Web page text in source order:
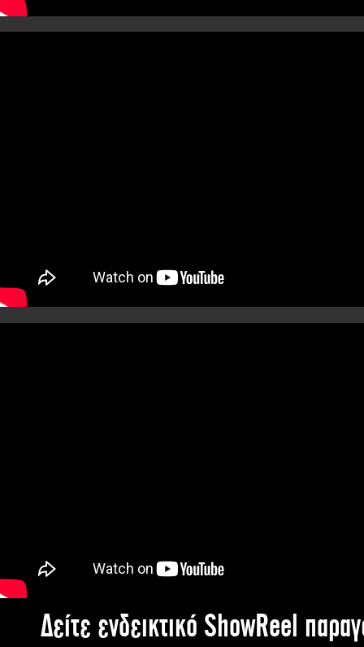
Δείτε ενδεικτικό ShowReel